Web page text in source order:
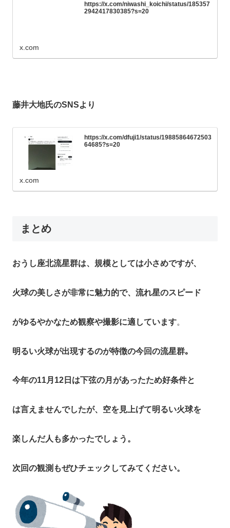
https://x.com/niwashi_koichi/status/185357
2942417830385?s=20
x.com
藤井大地氏のSNSより
https://x.com/dfuji1/status/19885864672503
64685?s=20
x.com
まとめ
おうし座北流星群は、規模としては小さめですが、
火球の美しさが非常に魅力的で、流れ星のスピード
がゆるやかなため観察や撮影に適しています。
明るい火球が出現するのが特徴の今回の流星群｡
今年の11月12日は下弦の月があったため好条件と
は言えませんでしたが、空を見上げて明るい火球を
楽しんだ人も多かったでしょう。
次回の観測もぜひチェックしてみてください。